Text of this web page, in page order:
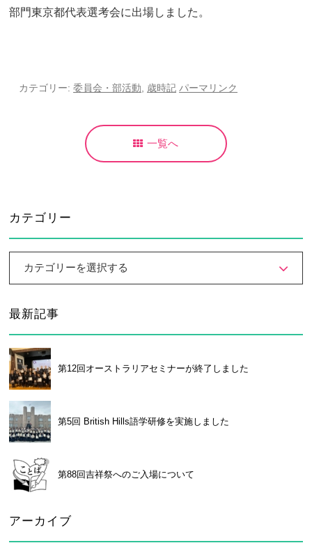
部門東京都代表選考会に出場しました。
カテゴリー:委員会・部活動, 歳時記 パーマリンク
一覧へ
カテゴリー
カテゴリーを選択する
最新記事
第12回オーストラリアセミナーが終了しました
第5回 British Hills語学研修を実施しました
第88回吉祥祭へのご入場について
アーカイブ